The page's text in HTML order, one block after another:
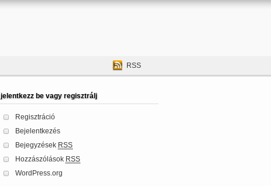
RSS
jelentkezz be vagy regisztrálj
Regisztráció
Bejelentkezés
Bejegyzések RSS
Hozzászólások RSS
WordPress.org